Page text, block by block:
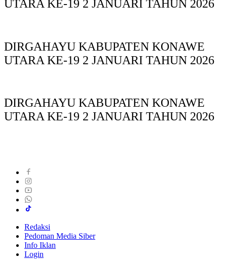
UTARA KE-19 2 JANUARI TAHUN 2026
DIRGAHAYU KABUPATEN KONAWE
UTARA KE-19 2 JANUARI TAHUN 2026
DIRGAHAYU KABUPATEN KONAWE
UTARA KE-19 2 JANUARI TAHUN 2026
Redaksi
Pedoman Media Siber
Info Iklan
Login